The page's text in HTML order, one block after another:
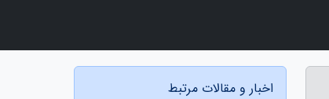
اخبار و مقالات مرتبط